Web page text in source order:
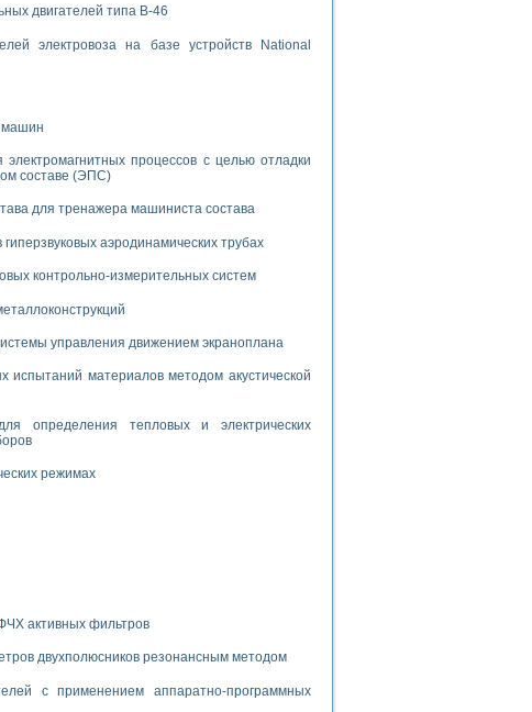
химических предприятий
для моделирования типовых химико-технологических процессов
для исследования средств измерения температуры
карбида кремния (A-SIC:H)
направленности
по пищевой инженерии
инженеров-неэлектриков
приборных комплексов» на основе Multisim
устройства по интерфейсу RS232
двигателей типа В-46
электровоза на базе устройств National
машин
процессов с целью отладки
составе (ЭПС)
для тренажера машиниста состава
аэродинамических трубах
контрольно-измерительных систем
управления движением экраноплана
материалов методом акустической
определения тепловых и электрических
режимах
активных фильтров
двухполюсников резонансным методом
с применением аппаратно-программных